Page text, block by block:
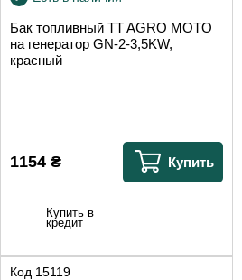
Бак топливный TT AGRO MOTO
на генератор GN-2-3,5KW,
красный
1154₴ Купить
Купить в
кредит
Код 15119